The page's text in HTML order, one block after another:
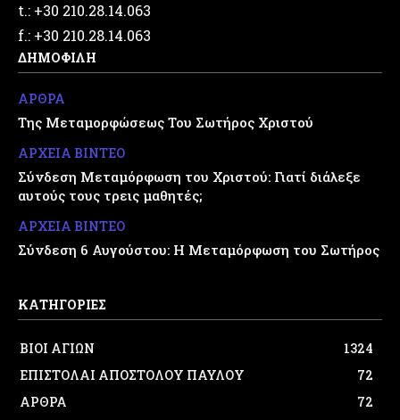
t.: +30 210.28.14.063
f.: +30 210.28.14.063
ΔΗΜΟΦΙΛΗ
ΑΡΘΡΑ
Της Μεταμορφώσεως Του Σωτήρος Χριστού
ΑΡΧΕΙΑ ΒΙΝΤΕΟ
Σύνδεση Μεταμόρφωση του Χριστού: Γιατί διάλεξε
αυτούς τους τρεις μαθητές;
ΑΡΧΕΙΑ ΒΙΝΤΕΟ
Σύνδεση 6 Αυγούστου: Η Μεταμόρφωση του Σωτήρος
ΚΑΤΗΓΟΡΙΕΣ
ΒΙΟΙ ΑΓΙΩΝ
1324
ΕΠΙΣΤΟΛΑΙ ΑΠΟΣΤΟΛΟΥ ΠΑΥΛΟΥ
72
ΑΡΘΡΑ
72